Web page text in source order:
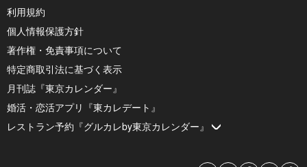
利用規約
個人情報保護方針
著作権・免責事項について
特定商取引法に基づく表示
月刊誌『東京カレンダー』
婚活・恋活アプリ『東カレデート』
レストラン予約『グルカレby東京カレンダー』